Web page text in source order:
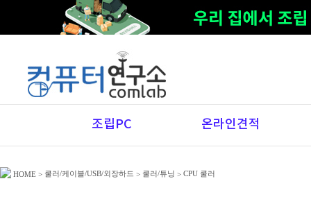
조립PC 온라인견적
HOME > 쿨러/케이블/USB/외장하드 > 쿨러/튜닝 > CPU 쿨러